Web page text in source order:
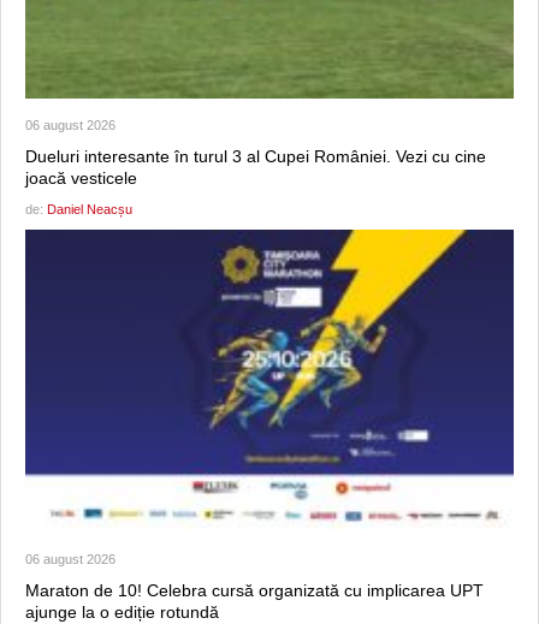
06 august 2026
Dueluri interesante în turul 3 al Cupei României. Vezi cu cine
joacă vesticele
de: Daniel Neacșu
06 august 2026
Maraton de 10! Celebra cursă organizată cu implicarea UPT
ajunge la o ediție rotundă